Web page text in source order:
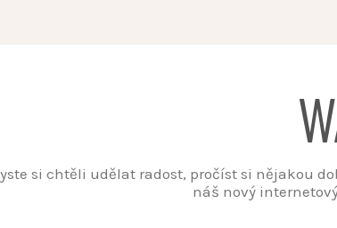
si chtěli udělat radost, pročíst si nějakou
náš nový